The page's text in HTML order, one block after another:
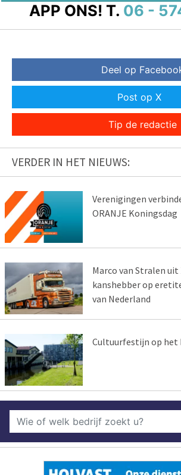
APP ONS! T. 06 -
Deel op
Post op X
Tip de redactie
VERDER IN HET NIEUWS:
Verenigingen
ORANJE Koningsdag
Marco van Stralen uit
kanshebber op
van Nederland
Cultuurfestijn op het